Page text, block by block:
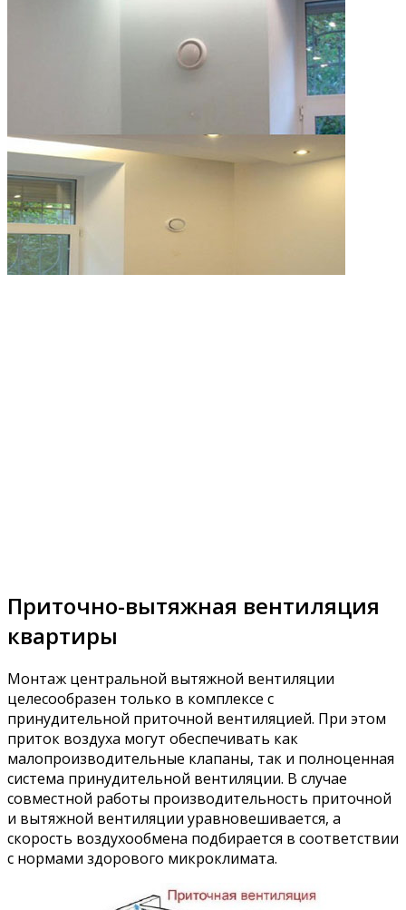
Приточно-вытяжная вентиляция
квартиры
Монтаж центральной вытяжной вентиляции
целесообразен только в комплексе с
принудительной приточной вентиляцией. При этом
приток воздуха могут обеспечивать как
малопроизводительные клапаны, так и полноценная
система принудительной вентиляции. В случае
совместной работы производительность приточной
и вытяжной вентиляции уравновешивается, а
скорость воздухообмена подбирается в соответствии
с нормами здорового микроклимата.